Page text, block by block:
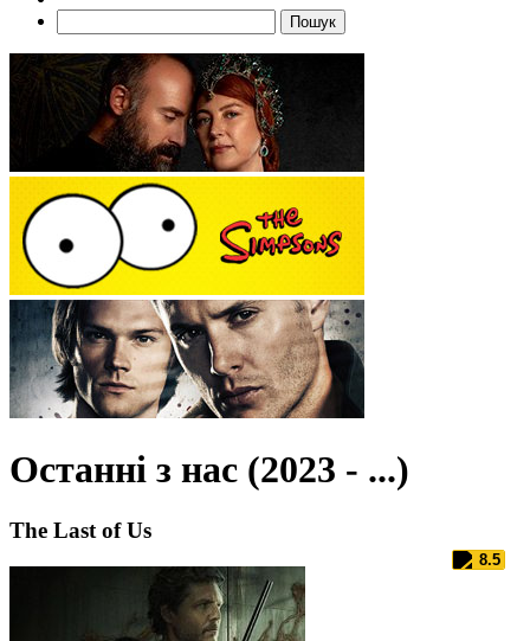
Пошук
Останні з нас (2023 - ...)
The Last of Us
8.5